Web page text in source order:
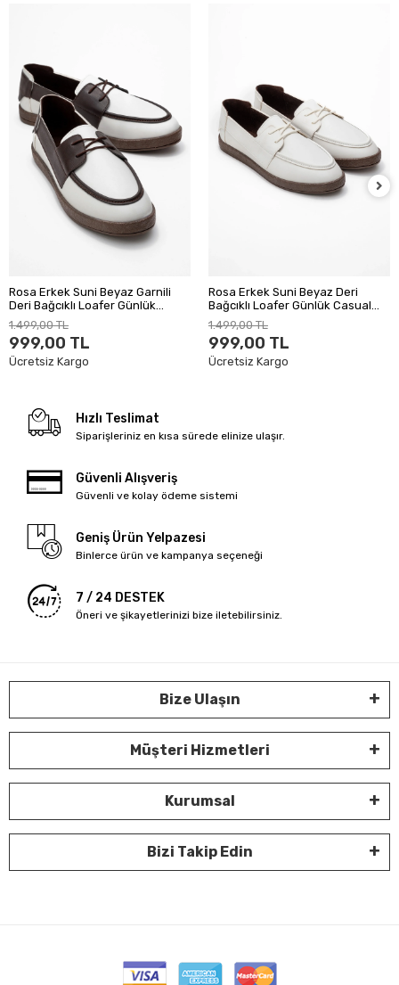
Rosa Erkek Suni Beyaz Garnili
Deri Bağcıklı Loafer Günlük
Casual Ayakkabı
1.499,00 TL
999,00 TL
Ücretsiz Kargo
Rosa Erkek Suni Beyaz Deri
Bağcıklı Loafer Günlük Casual
Ayakkabı
1.499,00 TL
999,00 TL
Ücretsiz Kargo
Hızlı Teslimat
Siparişleriniz en kısa sürede elinize ulaşır.
Güvenli Alışveriş
Güvenli ve kolay ödeme sistemi
Geniş Ürün Yelpazesi
Binlerce ürün ve kampanya seçeneği
7 / 24 DESTEK
Öneri ve şikayetlerinizi bize iletebilirsiniz.
Bize Ulaşın
Müşteri Hizmetleri
Kurumsal
Bizi Takip Edin